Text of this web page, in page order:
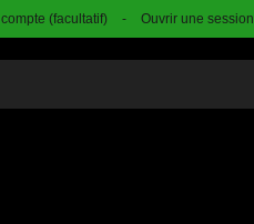
(facultatif) - Ouvrir une session